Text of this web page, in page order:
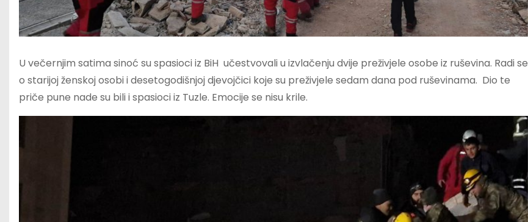
U večernjim satima sinoć su spasioci iz BiH učestvovali u izvlačenju dvije preživjele osobe iz ruševina. Radi se
o starijoj ženskoj osobi i desetogodišnjoj djevojčici koje su preživjele sedam dana pod ruševinama. Dio te
priče pune nade su bili i spasioci iz Tuzle. Emocije se nisu krile.